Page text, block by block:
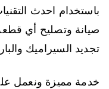
باستخدام احدث
صيانة وتصليح أي
تجديد السيراميك